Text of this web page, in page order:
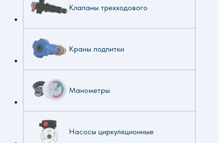
Клапаны трехходового
Краны подпитки
Манометры
Насосы циркуляционные